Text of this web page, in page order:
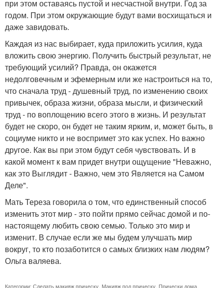
при этом оставаясь пустой и несчастной внутри. Год за
годом. При этом окружающие будут вами восхищаться и
даже завидовать.
Каждая из нас выбирает, куда приложить усилия, куда
вложить свою энергию. Получить быстрый результат, не
требующий усилий? Правда, он окажется
недолговечным и эфемерным или же настроиться на то,
что сначала труд - душевный труд, по изменению своих
привычек, образа жизни, образа мысли, и физический
труд - по воплощению всего этого в жизнь. И результат
будет не скоро, он будет не таким ярким, и, может быть, в
социуме никто и не воспримет это как успех. Но важно
другое. Как вы при этом будут себя чувствовать. И в
какой момент к вам придет внутри ощущение "Неважно,
как это Выглядит - Важно, чем это Является на Самом
Деле".
Мать Тереза говорила о том, что единственный способ
изменить этот мир - это пойти прямо сейчас домой и по-
настоящему любить свою семью. Только это мир и
изменит. В случае если же мы будем улучшать мир
вокруг, то кто позаботится о самых близких нам людям?
Ольга валяева.
Категории: Сделать макияж прическу Макияж под прическу Прически дома